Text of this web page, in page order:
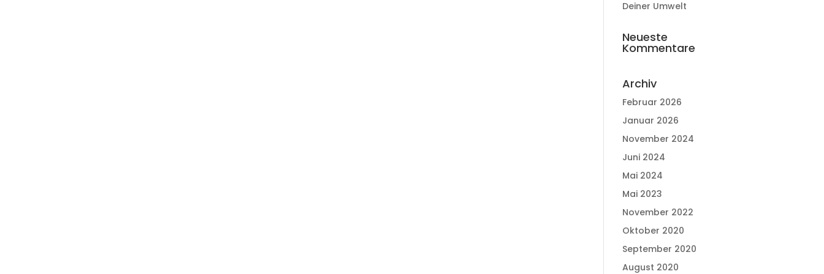
Deiner Umwelt
Neueste
Kommentare
Archiv
Februar 2026
Januar 2026
November 2024
Juni 2024
Mai 2024
Mai 2023
November 2022
Oktober 2020
September 2020
August 2020